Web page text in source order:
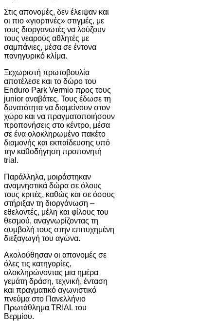
Στις απονομές, δεν έλειψαν και
οι πιο «γιορτινές» στιγμές, με
τους διοργανωτές να λούζουν
τους νεαρούς αθλητές με
σαμπάνιες, μέσα σε έντονα
πανηγυρικό κλίμα.
Ξεχωριστή πρωτοβουλία
αποτέλεσε και το δώρο του
Enduro Park Vermio προς τους
junior αναβάτες. Τους έδωσε τη
δυνατότητα να διαμείνουν στον
χώρο και να πραγματοποιήσουν
προπονήσεις στο κέντρο, μέσα
σε ένα ολοκληρωμένο πακέτο
διαμονής και εκπαίδευσης υπό
την καθοδήγηση προπονητή
trial.
Παράλληλα, μοιράστηκαν
αναμνηστικά δώρα σε όλους
τους κριτές, καθώς και σε όσους
στήριξαν τη διοργάνωση –
εθελοντές, μέλη και φίλους του
θεσμού, αναγνωρίζοντας τη
συμβολή τους στην επιτυχημένη
διεξαγωγή του αγώνα.
Ακολούθησαν οι απονομές σε
όλες τις κατηγορίες,
ολοκληρώνοντας μια ημέρα
γεμάτη δράση, τεχνική, ένταση
και πραγματικό αγωνιστικό
πνεύμα στο Πανελλήνιο
Πρωτάθλημα TRIAL του
Βερμίου.